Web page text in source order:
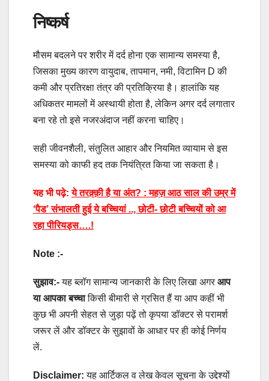
निष्कर्ष
मौसम बदलने पर शरीर में दर्द होना एक सामान्य समस्या है,
जिसका मुख्य कारण वायुदाब, तापमान, नमी, विटामिन D की
कमी और प्रतिरक्षा तंत्र की प्रतिक्रिया है। हालांकि यह
अधिकतर मामलों में अस्थायी होता है, लेकिन अगर दर्द लगातार
बना रहे तो इसे नजरअंदाज नहीं करना चाहिए।
सही जीवनशैली, संतुलित आहार और नियमित व्यायाम से इस
समस्या को काफी हद तक नियंत्रित किया जा सकता है।
यह भी पढ़े:ये तरक़्क़ी है या अंत? : महज़ आठ साल की उम्र में
‘पैड’ संभालती हुई ये बच्चियां .., छोटी- छोटी बच्चियों को आ
रहा पीरियड्स….!
Note :-
सुझाव:-यह ब्लॉग सामान्य जानकारी के लिए लिखा अगर आप
या आपका बच्चाकिसी बीमारी से ग्रसित हैं या आप कहीं भी
कुछ भी अपनी सेहत से जुड़ा पढ़ें तो कृपया डॉक्टर से परामर्श
जरूर लें और डॉक्टर के सुझावों के आधार पर ही कोई निर्णय
लें.
Disclaimer: यह आर्टिकल व लेख केवल सूचना के उद्देश्यों